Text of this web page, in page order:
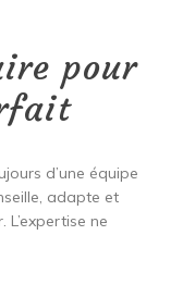
pour
d’une équipe
adapte et
ne